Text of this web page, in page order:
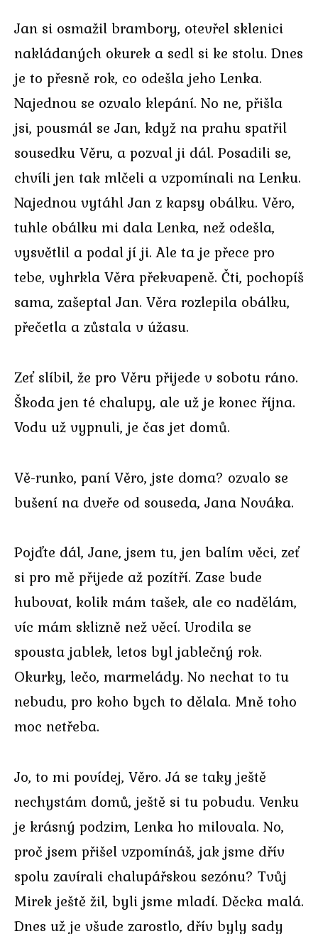
Jan si osmažil brambory, otevřel sklenici
nakládaných okurek a sedl si ke stolu. Dnes
je to přesně rok, co odešla jeho Lenka.
Najednou se ozvalo klepání. No ne, přišla
jsi, pousmál se Jan, když na prahu spatřil
sousedku Věru, a pozval ji dál. Posadili se,
chvíli jen tak mlčeli a vzpomínali na Lenku.
Najednou vytáhl Jan z kapsy obálku. Věro,
tuhle obálku mi dala Lenka, než odešla,
vysvětlil a podal jí ji. Ale ta je přece pro
tebe, vyhrkla Věra překvapeně. Čti, pochopíš
sama, zašeptal Jan. Věra rozlepila obálku,
přečetla a zůstala v úžasu.
Zeť slíbil, že pro Věru přijede v sobotu ráno.
Škoda jen té chalupy, ale už je konec října.
Vodu už vypnuli, je čas jet domů.
Vě-runko, paní Věro, jste doma? ozvalo se
bušení na dveře od souseda, Jana Nováka.
Pojďte dál, Jane, jsem tu, jen balím věci, zeť
si pro mě přijede až pozítří. Zase bude
hubovat, kolik mám tašek, ale co nadělám,
víc mám sklizně než věcí. Urodila se
spousta jablek, letos byl jablečný rok.
Okurky, lečo, marmelády. No nechat to tu
nebudu, pro koho bych to dělala. Mně toho
moc netřeba.
Jo, to mi povídej, Věro. Já se taky ještě
nechystám domů, ještě si tu pobudu. Venku
je krásný podzim, Lenka ho milovala. No,
proč jsem přišel vzpomínáš, jak jsme dřív
spolu zavírali chalupářskou sezónu? Tvůj
Mirek ještě žil, byli jsme mladí. Děcka malá.
Dnes už je všude zarostlo, dřív byly sady